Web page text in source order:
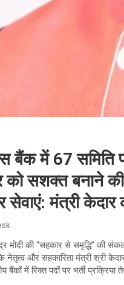
बैंक में 67 समिति
को सशक्त बनाने
सेवाएं: मंत्री
मोदी की “सहकार से समृद्धि” की
नेतृत्व और सहकारिता मंत्री श्री
में रिक्त पदों पर भर्ती प्रक्रिया